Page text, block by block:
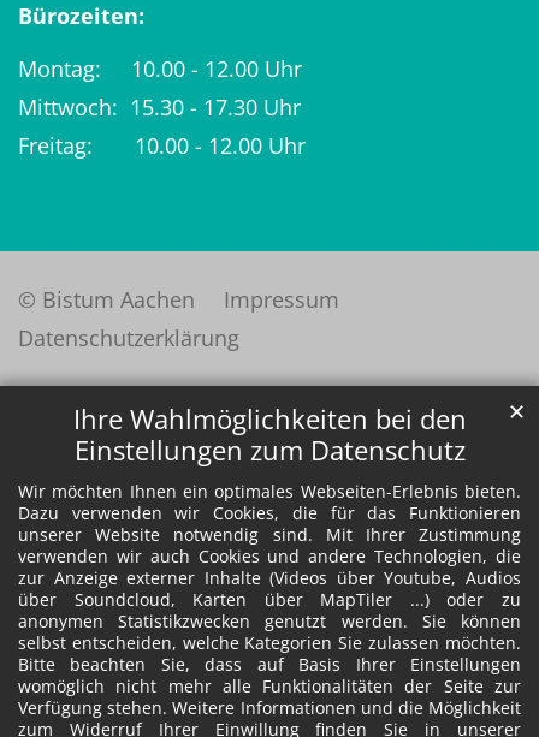
Ihre Wahlmöglichkeiten bei den
Einstellungen zum Datenschutz
Wir möchten Ihnen ein optimales Webseiten-Erlebnis bieten.
Dazu verwenden wir Cookies, die für das Funktionieren
unserer Website notwendig sind. Mit Ihrer Zustimmung
verwenden wir auch Cookies und andere Technologien, die
zur Anzeige externer Inhalte (Videos über Youtube, Audios
über Soundcloud, Karten über MapTiler ...) oder zu
anonymen Statistikzwecken genutzt werden. Sie können
selbst entscheiden, welche Kategorien Sie zulassen möchten.
Bitte beachten Sie, dass auf Basis Ihrer Einstellungen
womöglich nicht mehr alle Funktionalitäten der Seite zur
Verfügung stehen. Weitere Informationen und die Möglichkeit
zum Widerruf Ihrer Einwillung finden Sie in unserer
✕
Bürozeiten:
Montag: 10.00 - 12.00 Uhr
Mittwoch: 15.30 - 17.30 Uhr
Freitag: 10.00 - 12.00 Uhr
© Bistum Aachen
Impressum
Datenschutzerklärung